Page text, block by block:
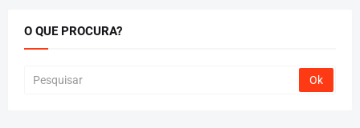
O QUE PROCURA?